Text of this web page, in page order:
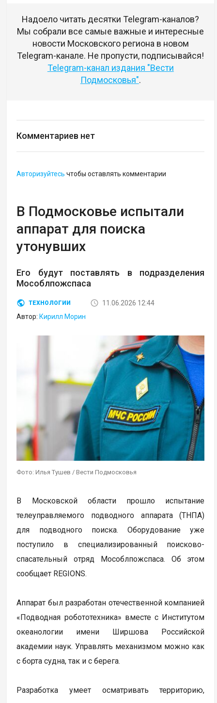
Надоело читать десятки Telegram-каналов?
Мы собрали все самые важные и интересные
новости Московского региона в новом
Telegram-канале. Не пропусти, подписывайся!
Telegram-канал издания "Вести
Подмосковья".
Комментариев нет
Авторизуйтесь чтобы оставлять комментарии
В Подмосковье испытали
аппарат для поиска
утонувших
Его будут поставлять в подразделения
Мособлпожспаса
ТЕХНОЛОГИИ
11.06.2026 12:44
Автор: Кирилл Морин
Фото: Илья Тушев / Вести Подмосковья
В Московской области прошло испытание
телеуправляемого подводного аппарата (ТНПА)
для подводного поиска. Оборудование уже
поступило в специализированный поисково-
спасательный отряд Мособлпожспаса. Об этом
сообщает REGIONS.
Аппарат был разработан отечественной компанией
«Подводная робототехника» вместе с Институтом
океанологии имени Ширшова Российской
академии наук. Управлять механизмом можно как
с борта судна, так и с берега.
Разработка умеет осматривать территорию,